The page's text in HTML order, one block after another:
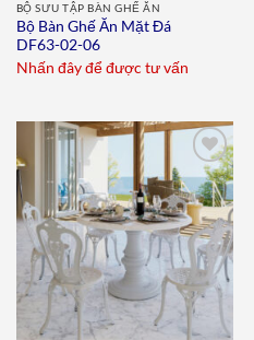
BỘ SƯU TẬP BÀN GHẾ ĂN
Bộ Bàn Ghế Ăn Mặt Đá
DF63-02-06
Nhấn đây để được tư vấn
Add to
wishlist